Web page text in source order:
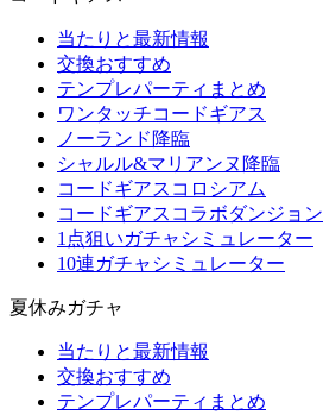
当たりと最新情報
交換おすすめ
テンプレパーティまとめ
ワンタッチコードギアス
ノーランド降臨
シャルル&マリアンヌ降臨
コードギアスコロシアム
コードギアスコラボダンジョン
1点狙いガチャシミュレーター
10連ガチャシミュレーター
夏休みガチャ
当たりと最新情報
交換おすすめ
テンプレパーティまとめ